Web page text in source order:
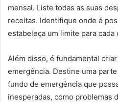
mensal. Liste todas as suas
receitas. Identifique onde é
estabeleça um limite para cada
Além disso, é fundamental
emergência. Destine uma
fundo de emergência que
inesperadas, como problemas